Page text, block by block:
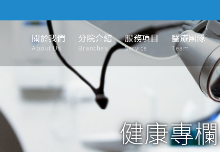
關於我們
About Us
分院介紹
Branches
服務項目
Service
醫療團隊
Team
健康專欄